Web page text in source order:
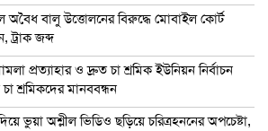
অবৈধ বালু উত্তোলনের বিরুদ্ধে মোবাইল কোর্ট
ট্রাক জব্দ
প্রত্যাহার ও দ্রুত চা শ্রমিক ইউনিয়ন নির্বাচন
চা শ্রমিকদের মানববন্ধন
ভুয়া অশ্লীল ভিডিও ছড়িয়ে চরিত্রহননের অপচেষ্টা,